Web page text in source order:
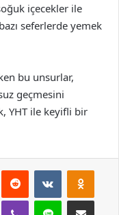
içecekler ile
seferlerde yemek
bu unsurlar,
geçmesini
YHT ile keyifli bir
Reddit VKontakte
Viber Line E-Posta ile